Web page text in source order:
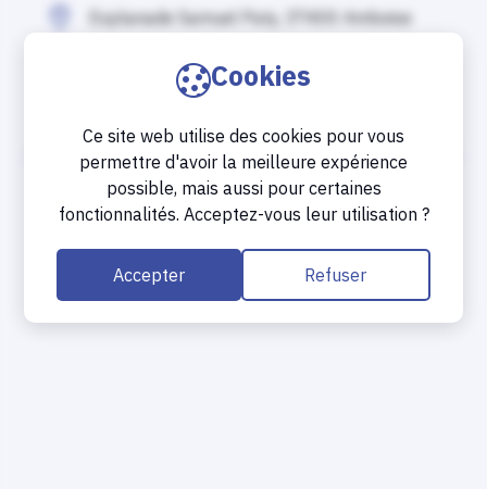
Esplanade Samuel Paty, 37400 Amboise
02 47 23 46 00 Cookies
Ce site web utilise des cookies pour vous
permettre d'avoir la meilleure expérience
possible, mais aussi pour certaines
fonctionnalités. Acceptez-vous leur utilisation ?
Accepter Refuser